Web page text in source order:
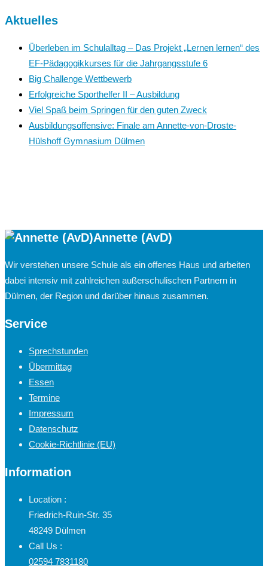
Aktuelles
Überleben im Schulalltag – Das Projekt „Lernen lernen“ des
EF-Pädagogikkurses für die Jahrgangsstufe 6
Big Challenge Wettbewerb
Erfolgreiche Sporthelfer II – Ausbildung
Viel Spaß beim Springen für den guten Zweck
Ausbildungsoffensive: Finale am Annette-von-Droste-
Hülshoff Gymnasium Dülmen
Annette (AvD)
Wir verstehen unsere Schule als ein offenes Haus und arbeiten
dabei intensiv mit zahlreichen außerschulischen Partnern in
Dülmen, der Region und darüber hinaus zusammen.
Service
Sprechstunden
Übermittag
Essen
Termine
Impressum
Datenschutz
Cookie-Richtlinie (EU)
Information
Location :
Friedrich-Ruin-Str. 35
48249 Dülmen
Call Us :
02594 7831180